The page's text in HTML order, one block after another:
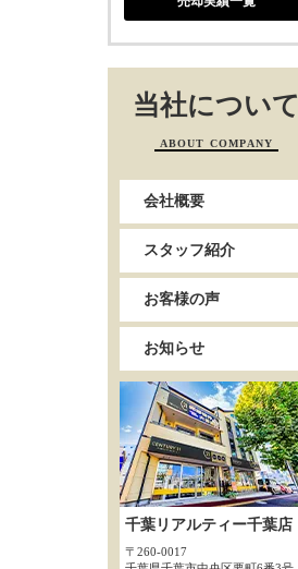
当社について
ABOUT COMPANY
会社概要
スタッフ紹介
お客様の声
お知らせ
千葉リアルティー千葉店
〒260-0017